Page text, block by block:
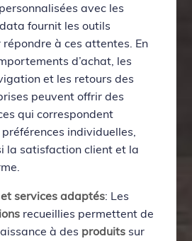
avec les
fournit les outils
à ces attentes. En
d’achat, les
et les retours des
peuvent offrir des
qui correspondent
individuelles,
la satisfaction client et la
services adaptés: Les
recueillies permettent de
à des produits sur